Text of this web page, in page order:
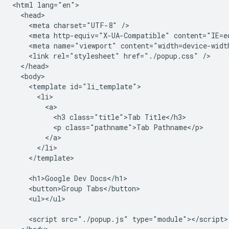
<html lang="en">
  <head>
    <meta charset="UTF-8" />
<meta http-equiv="X-UA-Compatible"
<meta name="viewport" content="width=device-
    <link rel="stylesheet" href="./popup.css" />
  </head>
  <body>
    <template id="li_template">
      <li>
        <a>
          <h3 class="title">Tab Title</h3>
          <p class="pathname">Tab Pathname</p>
        </a>
      </li>
    </template>
    <h1>Google Dev Docs</h1>
    <button>Group Tabs</button>
    <ul></ul>
    <script src="./popup.js" type="module"></script>